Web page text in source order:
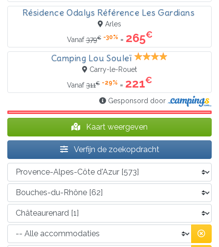
Résidence Odalys Référence Les Gardians
Arles
Vanaf379€ -30% = 265€
Camping Lou Souleï
Carry-le-Rouet
Vanaf311€ -29% = 221€
Gesponsord door
Kaart weergeven
Verfijn de zoekopdracht